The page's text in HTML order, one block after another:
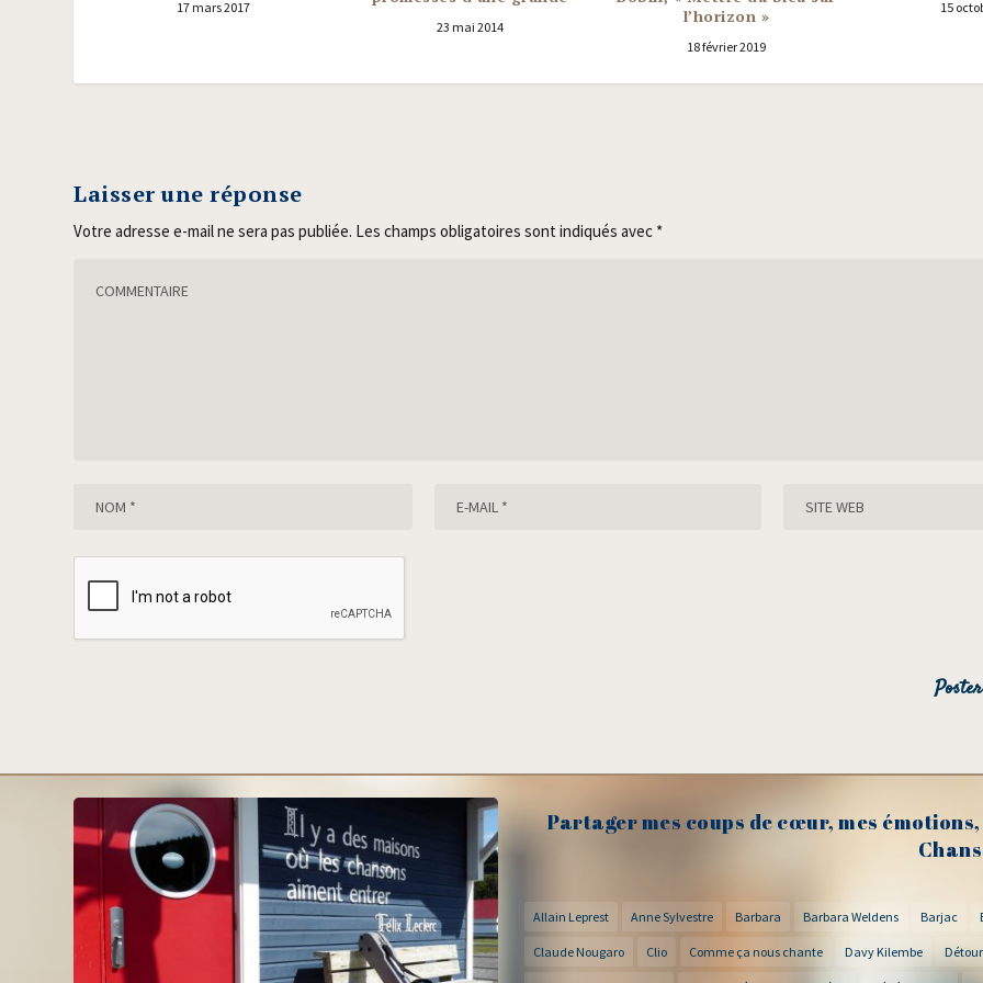
17 mars 2017
23 mai 2014
l’horizon »
18 février 2019
15
Laisser une réponse
Votre adresse e-mail ne sera pas publiée. Les champs obligatoires sont indiqués avec *
Partager mes coups de cœur, mes
Allain Leprest Anne Sylvestre Barbara Barbara Weldens Barjac
Claude Nougaro Clio Comme ça nous chante Davy Kilembe